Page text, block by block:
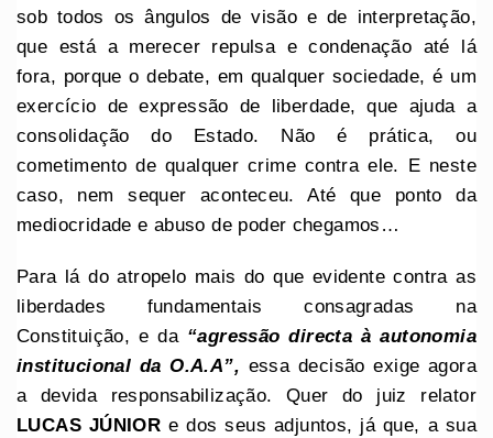
sob todos os ângulos de visão e de interpretação,
que está a merecer repulsa e condenação até lá
fora, porque o debate, em qualquer sociedade, é um
exercício de expressão de liberdade, que ajuda a
consolidação do Estado. Não é prática, ou
cometimento de qualquer crime contra ele. E neste
caso, nem sequer aconteceu. Até que ponto da
mediocridade e abuso de poder chegamos…
Para lá do atropelo mais do que evidente contra as
liberdades fundamentais consagradas na
Constituição, e da “agressão directa à autonomia
institucional da O.A.A”, essa decisão exige agora
a devida responsabilização. Quer do juiz relator
LUCAS JÚNIOR e dos seus adjuntos, já que, a sua